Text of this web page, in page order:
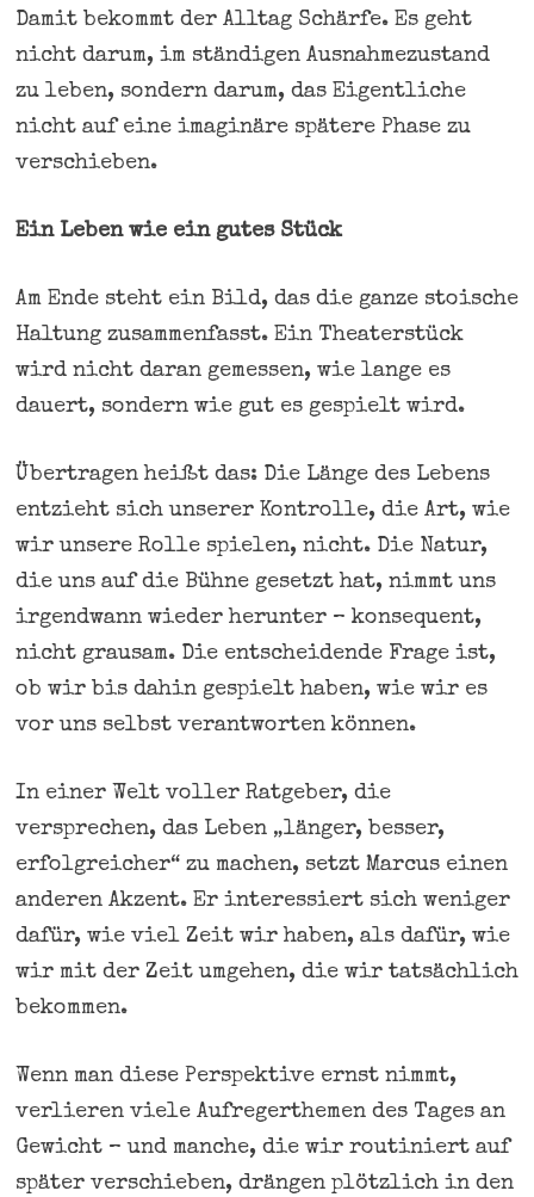
Damit bekommt der Alltag Schärfe. Es geht
nicht darum, im ständigen Ausnahmezustand
zu leben, sondern darum, das Eigentliche
nicht auf eine imaginäre spätere Phase zu
verschieben.
Ein Leben wie ein gutes Stück
Am Ende steht ein Bild, das die ganze stoische
Haltung zusammenfasst. Ein Theaterstück
wird nicht daran gemessen, wie lange es
dauert, sondern wie gut es gespielt wird.
Übertragen heißt das: Die Länge des Lebens
entzieht sich unserer Kontrolle, die Art, wie
wir unsere Rolle spielen, nicht. Die Natur,
die uns auf die Bühne gesetzt hat, nimmt uns
irgendwann wieder herunter – konsequent,
nicht grausam. Die entscheidende Frage ist,
ob wir bis dahin gespielt haben, wie wir es
vor uns selbst verantworten können.
In einer Welt voller Ratgeber, die
versprechen, das Leben „länger, besser,
erfolgreicher“ zu machen, setzt Marcus einen
anderen Akzent. Er interessiert sich weniger
dafür, wie viel Zeit wir haben, als dafür, wie
wir mit der Zeit umgehen, die wir tatsächlich
bekommen.
Wenn man diese Perspektive ernst nimmt,
verlieren viele Aufregerthemen des Tages an
Gewicht – und manche, die wir routiniert auf
später verschieben, drängen plötzlich in den